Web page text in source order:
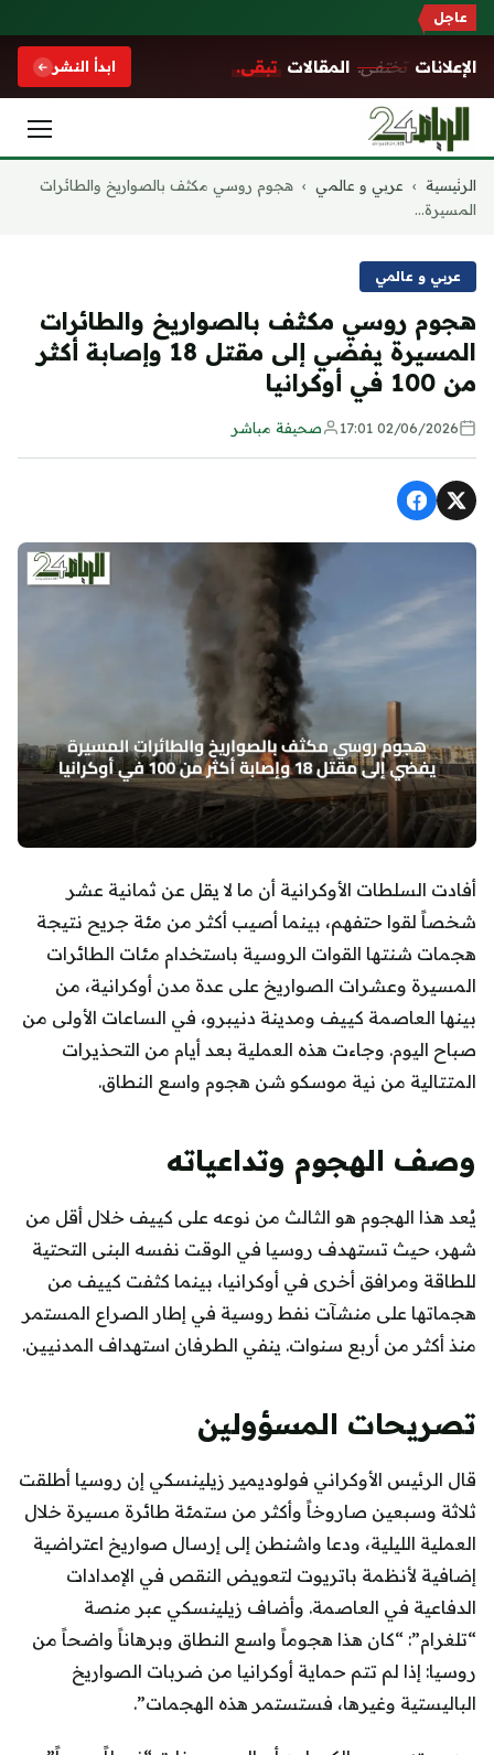
عاجل
الإعلانات تختفي. المقالات تبقى. ابدأ النشر
التجاوز
إلى
الرئيسية › عربي و عالمي › هجوم روسي مكثف بالصواريخ والطائرات
المسيرة...
عربي و عالمي
هجوم روسي مكثف بالصواريخ والطائرات
المسيرة يفضي إلى مقتل 18 وإصابة أكثر
من 100 في أوكرانيا
02/06/2026 17:01 صحيفة مباشر
أفادت السلطات الأوكرانية أن ما لا يقل عن ثمانية عشر
شخصاً لقوا حتفهم، بينما أصيب أكثر من مئة جريح نتيجة
هجمات شنتها القوات الروسية باستخدام مئات الطائرات
المسيرة وعشرات الصواريخ على عدة مدن أوكرانية، من
بينها العاصمة كييف ومدينة دنيبرو، في الساعات الأولى من
صباح اليوم. وجاءت هذه العملية بعد أيام من التحذيرات
المتتالية من نية موسكو شن هجوم واسع النطاق.
وصف الهجوم وتداعياته
يُعد هذا الهجوم هو الثالث من نوعه على كييف خلال أقل من
شهر، حيث تستهدف روسيا في الوقت نفسه البنى التحتية
للطاقة ومرافق أخرى في أوكرانيا، بينما كثفت كييف من
هجماتها على منشآت نفط روسية في إطار الصراع المستمر
منذ أكثر من أربع سنوات. ينفي الطرفان استهداف المدنيين.
تصريحات المسؤولين
قال الرئيس الأوكراني فولوديمير زيلينسكي إن روسيا أطلقت
ثلاثة وسبعين صاروخاً وأكثر من ستمئة طائرة مسيرة خلال
العملية الليلية، ودعا واشنطن إلى إرسال صواريخ اعتراضية
إضافية لأنظمة باتريوت لتعويض النقص في الإمدادات
الدفاعية في العاصمة. وأضاف زيلينسكي عبر منصة
“تلغرام”: “كان هذا هجوماً واسع النطاق وبرهاناً واضحاً من
روسيا: إذا لم تتم حماية أوكرانيا من ضربات الصواريخ
الباليستية وغيرها، فستستمر هذه الهجمات”.